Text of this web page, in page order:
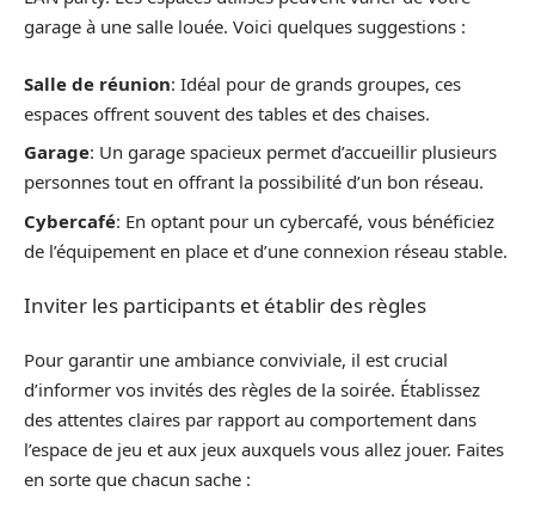
garage à une salle louée. Voici quelques suggestions :
Salle de réunion: Idéal pour de grands groupes, ces
espaces offrent souvent des tables et des chaises.
Garage: Un garage spacieux permet d’accueillir plusieurs
personnes tout en offrant la possibilité d’un bon réseau.
Cybercafé: En optant pour un cybercafé, vous bénéficiez
de l’équipement en place et d’une connexion réseau stable.
Inviter les participants et établir des règles
Pour garantir une ambiance conviviale, il est crucial
d’informer vos invités des règles de la soirée. Établissez
des attentes claires par rapport au comportement dans
l’espace de jeu et aux jeux auxquels vous allez jouer. Faites
en sorte que chacun sache :